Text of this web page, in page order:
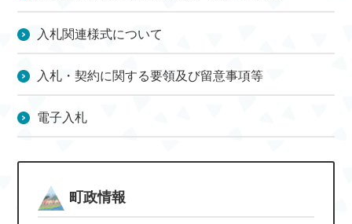
入札関連様式について
入札・契約に関する要領及び留意事項等
電子入札
町政情報